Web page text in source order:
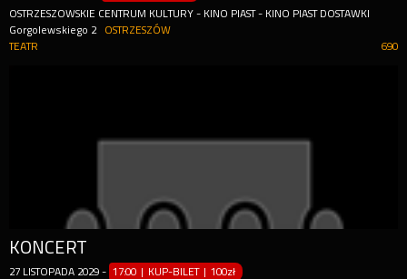
OSTRZESZOWSKIE CENTRUM KULTURY - KINO PIAST - KINO PIAST DOSTAWKI
Gorgolewskiego 2
OSTRZESZÓW
690
TEATR
KONCERT
27 LISTOPADA 2029 - 17:00 | KUP-BILET |100zł